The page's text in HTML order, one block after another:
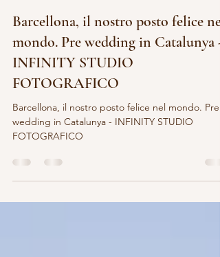
Pasquale De Maio
Tempo di lettura: 2 min
Barcellona, il nostro posto felice nel
mondo. Pre wedding in Catalunya -
INFINITY STUDIO
FOTOGRAFICO
Barcellona, il nostro posto felice nel mondo. Pre
wedding in Catalunya - INFINITY STUDIO